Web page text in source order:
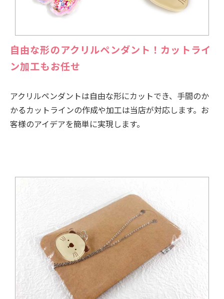
自由な形のアクリルペンダント！カットライ
ン加工もお任せ
アクリルペンダントは自由な形にカットでき、手間のか
かるカットラインの作成や加工は当店が対応します。お
客様のアイデアを簡単に実現します。